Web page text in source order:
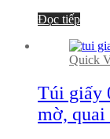
Đọc tiếp
Quick
Túi giấy
mờ, quai